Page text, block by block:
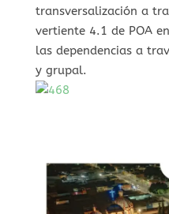
transversalización a
vertiente 4.1 de POA
las dependencias a
y grupal.